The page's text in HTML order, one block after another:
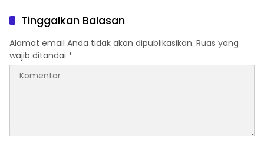
Kepercayaan Publik
Tinggalkan Balasan
Alamat email Anda tidak akan dipublikasikan. Ruas yang
wajib ditandai *